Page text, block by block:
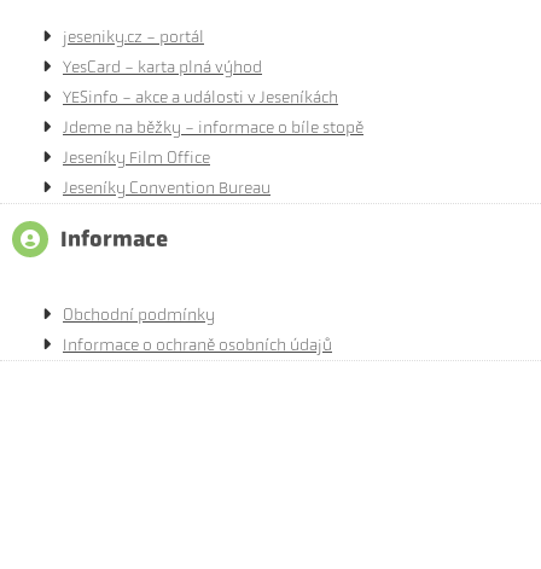
jeseniky.cz - portál
YesCard - karta plná výhod
YESinfo - akce a události v Jeseníkách
Jdeme na běžky - informace o bíle stopě
Jeseníky Film Office
Jeseníky Convention Bureau
Informace
Obchodní podmínky
Informace o ochraně osobních údajů